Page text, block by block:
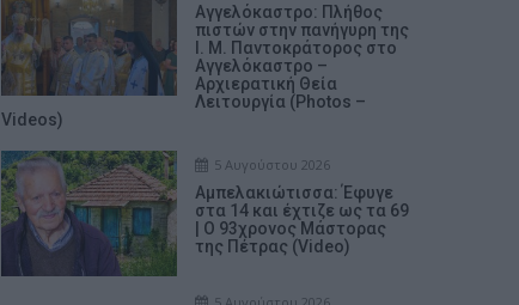
Αγγελόκαστρο: Πλήθος
πιστών στην πανήγυρη της
Ι. Μ. Παντοκράτορος στο
Αγγελόκαστρο –
Αρχιερατική Θεία
Λειτουργία (Photos –
Videos)
5 Αυγούστου 2026
Αμπελακιώτισσα: Έφυγε
στα 14 και έχτιζε ως τα 69
| Ο 93χρονος Μάστορας
της Πέτρας (Video)